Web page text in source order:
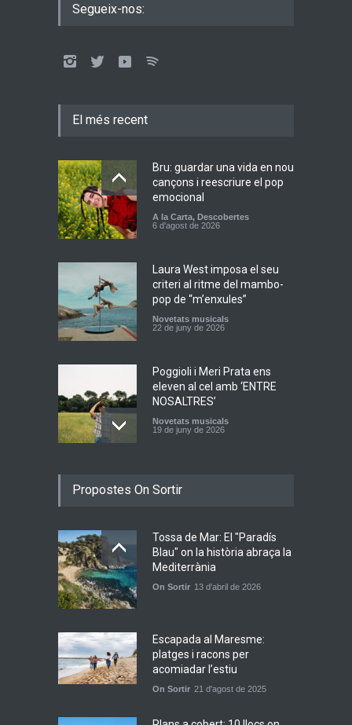
Segueix-nos:
El més recent
Bru: guardar una vida en nou
cançons i reescriure el pop
emocional
A la Carta, Descobertes
6 d'agost de 2026
Laura West imposa el seu
criteri al ritme del mambo-
pop de “m’enxules”
Novetats musicals
22 de juny de 2026
Poggioli i Meri Prata ens
eleven al cel amb ‘ENTRE
NOSALTRES’
Novetats musicals
19 de juny de 2026
transformen els ‘Cants
10 de juny de 2026
la calor amb l’himne
5 de juny de 2026
Propostes On Sortir
Tossa de Mar: El "Paradís
Blau" on la història abraça la
Mediterrània
On Sortir 13 d'abril de 2026
Escapada al Maresme:
platges i racons per
acomiadar l’estiu
On Sortir 21 d'agost de 2025